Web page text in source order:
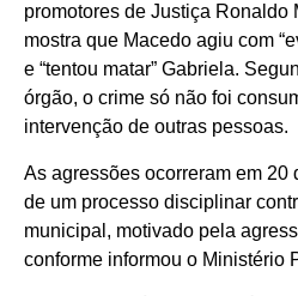
promotores de Justiça Ronaldo
mostra que Macedo agiu com
e “tentou matar” Gabriela.
órgão, o crime só não foi
intervenção de outras pessoas.
As agressões ocorreram em 20
de um processo disciplinar
municipal, motivado pela
conforme informou o Ministério